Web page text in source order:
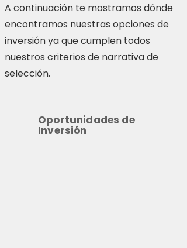
A continuación te mostramos dónde
encontramos nuestras opciones de
inversión ya que cumplen todos
nuestros criterios de narrativa de
selección.
Oportunidades de
Inversión